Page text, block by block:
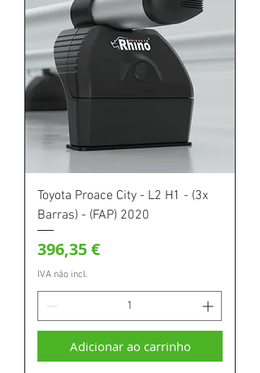
Toyota Proace City - L2 H1 - (3x
Barras) - (FAP) 2020
Preço
396,35 €
IVA não incl.
Adicionar ao carrinho